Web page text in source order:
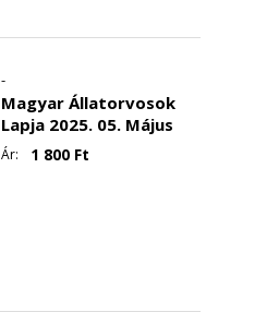
-
Magyar Állatorvosok
Lapja 2025. 05. Május
Ár: 1 800 Ft